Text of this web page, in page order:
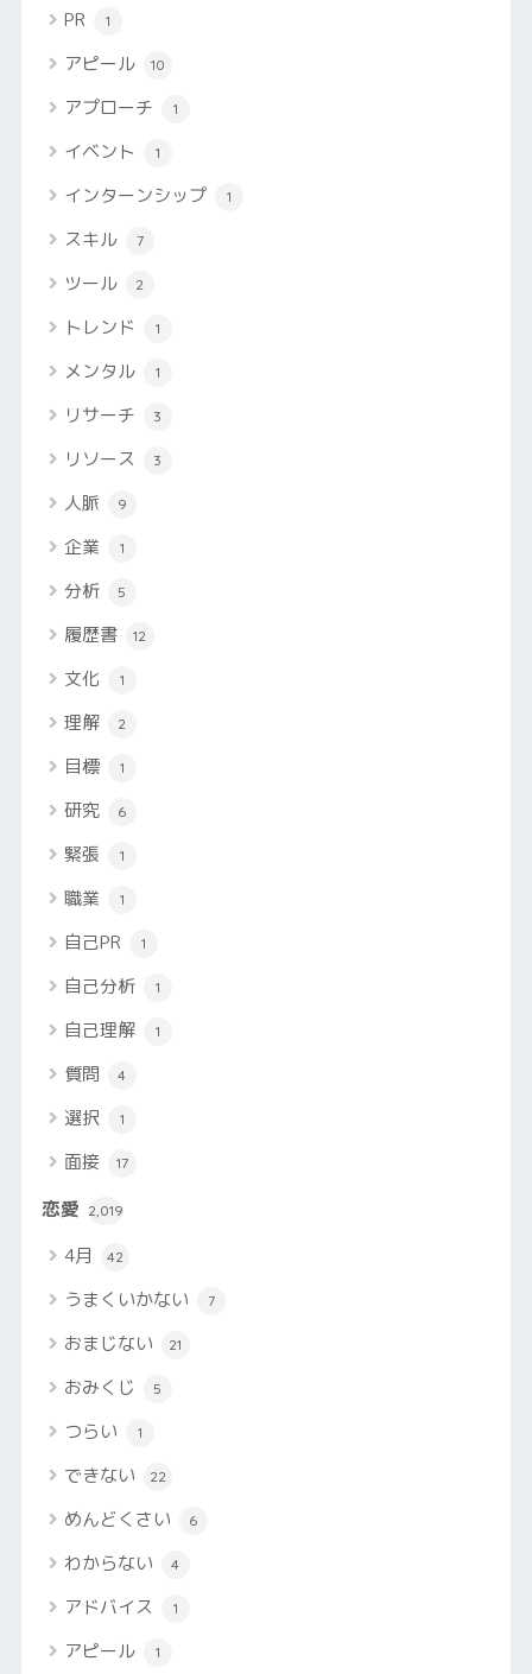
PR 1
アピール 10
アプローチ 1
イベント 1
インターンシップ 1
スキル 7
ツール 2
トレンド 1
メンタル 1
リサーチ 3
リソース 3
人脈 9
企業 1
分析 5
履歴書 12
文化 1
理解 2
目標 1
研究 6
緊張 1
職業 1
自己PR 1
自己分析 1
自己理解 1
質問 4
選択 1
面接 17
恋愛 2,019
4月 42
うまくいかない 7
おまじない 21
おみくじ 5
つらい 1
できない 22
めんどくさい 6
わからない 4
アドバイス 1
アピール 1